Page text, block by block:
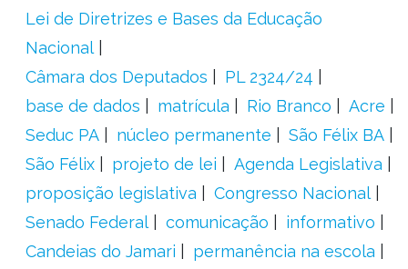
Lei de Diretrizes e Bases da Educação
Nacional
Câmara dos Deputados
PL 2324/24
base de dados
matrícula Rio Branco
Acre
Seduc PA
núcleo permanente
São Félix BA
São Félix
projeto de lei
Agenda Legislativa
proposição legislativa
Congresso Nacional
Senado Federal
comunicação
informativo
Candeias do Jamari
permanência na escola